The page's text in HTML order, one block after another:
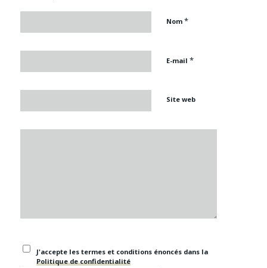
Nom *
E-mail *
Site web
J'accepte les termes et conditions énoncés dans la
Politique de confidentialité